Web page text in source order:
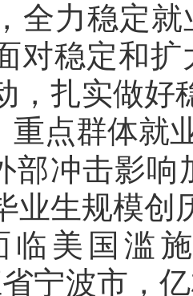
全力稳定
稳定和扩
，扎实做好
重点群体就
部冲击影
业生规模创
临美国滥
宁波市，